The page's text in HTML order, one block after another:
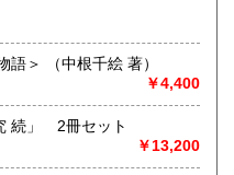
12
今昔物語集の表現と背景 ＜今昔物語＞ （中根千絵 著）
￥4,400
続」 2冊セット
￥13,200